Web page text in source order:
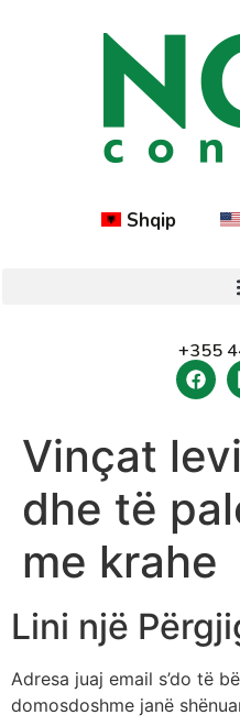
Shqip
+355
Vinçat
dhe të
me krahe
Lini një
Adresa juaj email s’do të
domosdoshme janë